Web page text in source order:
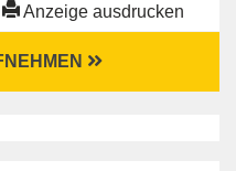
Anzeige ausdrucken